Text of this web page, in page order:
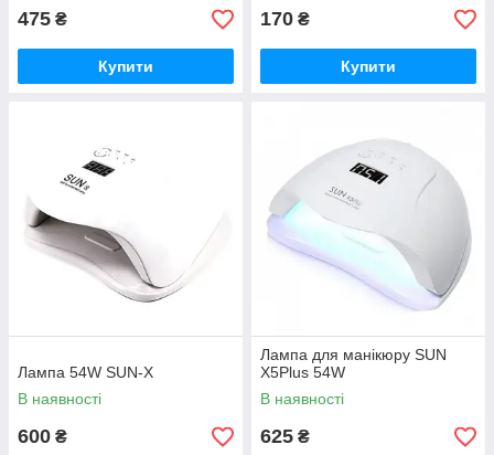
475 ₴
Купити
170 ₴
Купити
Лампа 54W SUN-X
В наявності
600 ₴
Лампа для манікюру SUN
X5Plus 54W
В наявності
625 ₴